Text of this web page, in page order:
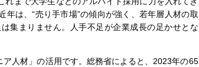
は、“売り手市場”の傾向が強く、若年層人材の取
集まりません。人手不足が企業成長の足かせとな
人材」の活用です。総務省によると、2023年の65